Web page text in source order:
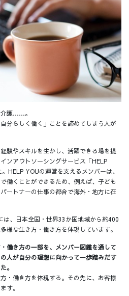
介護……。
分らしく働く」ことを諦めてしまう人が
験やスキルを生かし、活躍できる場を提
ンアウトソーシングサービス「HELP
HELP YOUの運営を支えるメンバーは、
働くことができるため、例えば、子ども
ートナーの仕事の都合で海外・地方に在
、日本全国・世界33か国地域から約400
様な生き方・働き方を体現しています。
働き方の一部を、メンバー図鑑を通して
人が自分の理想に向かって一歩踏みだす
。
・働き方を体現する。その先に、お客様
す。